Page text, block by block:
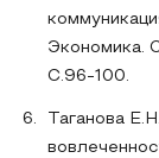
Экономика.
С.96-100.
Таганова